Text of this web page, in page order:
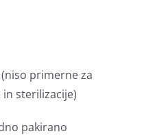
primerne za
sterilizacije)
pakirano